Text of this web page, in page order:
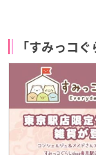
「すみっコ